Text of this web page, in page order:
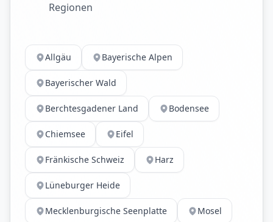
Regionen
Allgäu Bayerische Alpen
Bayerischer Wald
Berchtesgadener Land Bodensee
Chiemsee Eifel
Fränkische Schweiz Harz
Lüneburger Heide
Mecklenburgische Seenplatte Mosel